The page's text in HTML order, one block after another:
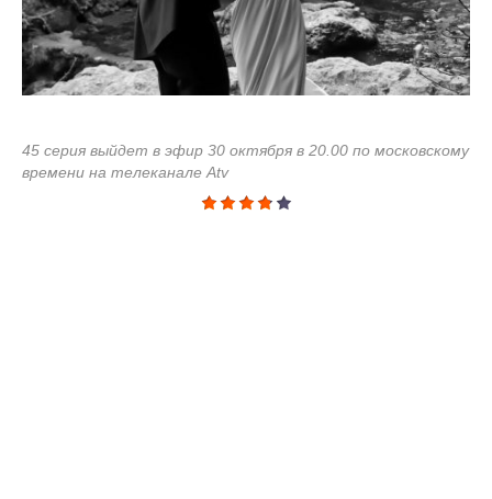
45 серия выйдет в эфир 30 октября в 20.00 по московскому
времени на телеканале Atv